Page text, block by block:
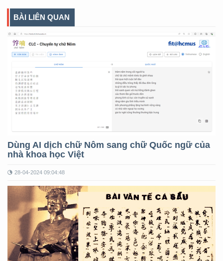
BÀI LIÊN QUAN
Dùng AI dịch chữ Nôm sang chữ Quốc ngữ của
nhà khoa học Việt
28-04-2024 09:04:48